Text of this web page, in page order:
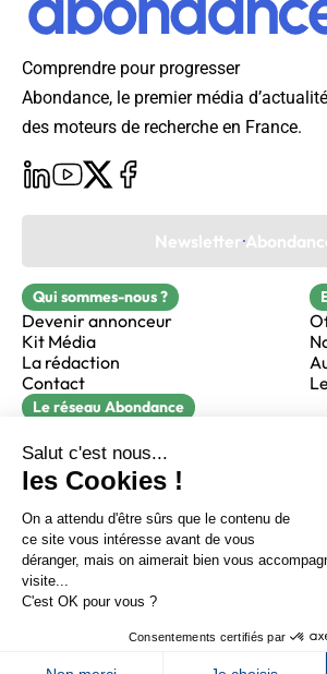
Sur LinkedIn Sur
Sur X Sur Facebook
Newsletter Abondance
Comprendre pour progresser
Abondance, le premier média
des moteurs de recherche en France.
Newsletter
Qui sommes-nous ?
Devenir annonceur
Kit Média
La rédaction
Contact
Le réseau Abondance
Réacteur
alfie formation
CGV
Confidentialité